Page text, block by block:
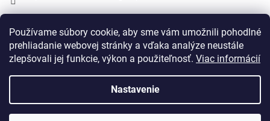
Používame súbory cookie, aby sme vám umožnili pohodlné
prehliadanie webovej stránky a vďaka analýze neustále
zlepšovali jej funkcie, výkon a použiteľnosť. Viac informácií
Nastavenie
Vytvoril Shoptet